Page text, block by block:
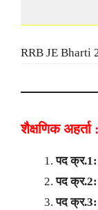
RRB JE Bharti
शैक्षणिक अहर्ता :
पद क्र.1:
पद क्र.2:
पद क्र.3: